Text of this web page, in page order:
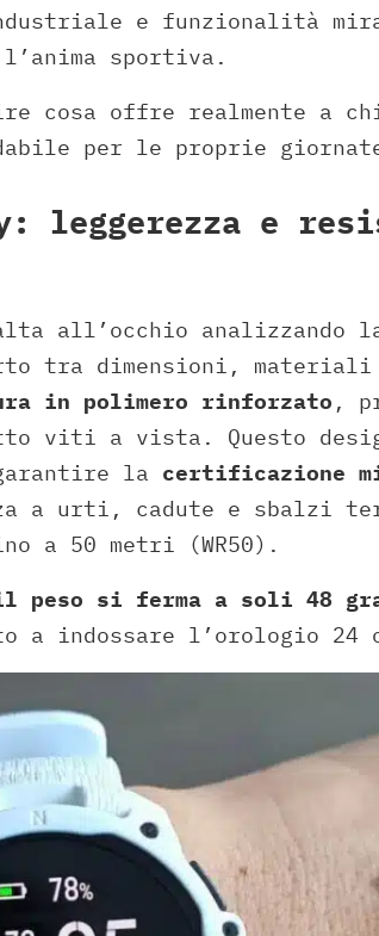
e funzionalità
sportiva.
cosa offre realmente a
per le proprie
leggerezza e
all’occhio analizzando
tra dimensioni,
in polimero rinforzato ,
viti a vista. Questo
la certificazione
a urti, cadute e sbalzi
a 50 metri (WR50).
peso si ferma a soli 48
a indossare l’orologio 24